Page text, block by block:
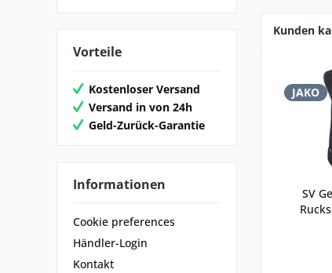
Vorteile
Kostenloser Versand
Versand in von 24h
Geld-Zurück-Garantie
Informationen
Cookie preferences
Händler-Login
Kontakt
Kunden
JAKO
SV